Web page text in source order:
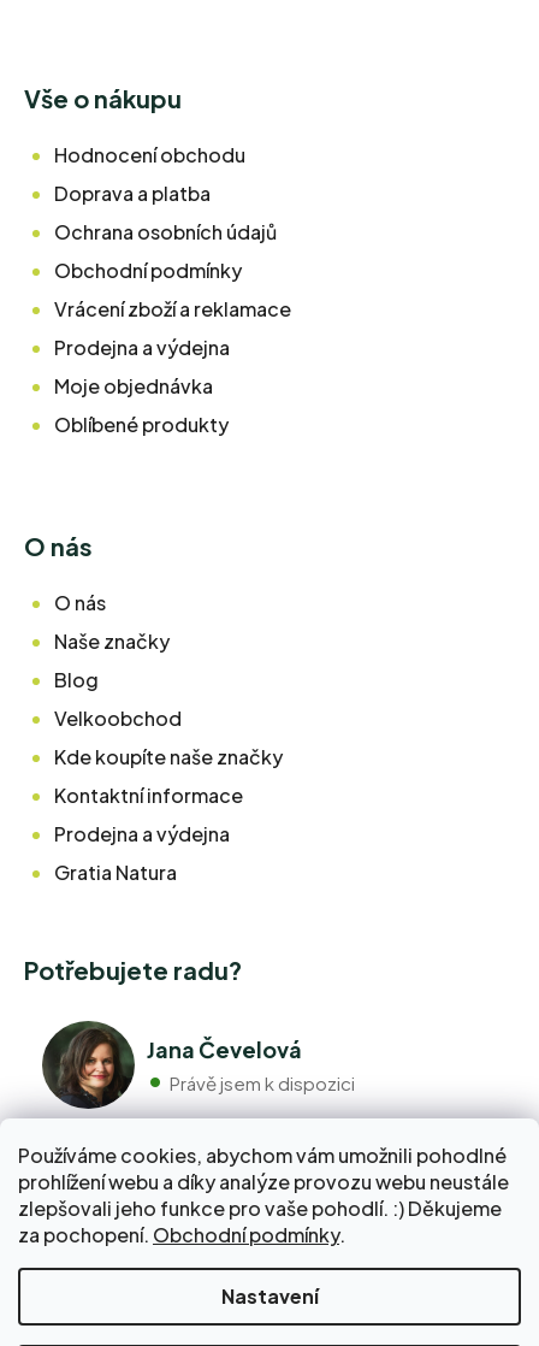
Používáme cookies, abychom vám umožnili pohodlné
prohlížení webu a díky analýze provozu webu neustále
zlepšovali jeho funkce pro vaše pohodlí. :) Děkujeme
za pochopení. Obchodní podmínky.
Nastavení
Nakupte za 2 000 Kč a dopravu do Balíkovny zaplatíme
Vše o nákupu
Hodnocení obchodu
Doprava a platba
Ochrana osobních údajů
Obchodní podmínky
Vrácení zboží a reklamace
Prodejna a výdejna
Moje objednávka
Oblíbené produkty
O nás
O nás
Naše značky
Blog
Velkoobchod
Kde koupíte naše značky
Kontaktní informace
Prodejna a výdejna
Gratia Natura
Potřebujete radu?
Jana Čevelová
Právě jsem k dispozici
+420 776 298 517
Volejte pondělí - pátek 9:00 až 17:00
info@pravebio.cz
Napište nám kdykoli, snažíme se vždy odpovědět do 24
Vytvořil Shoptet Premium